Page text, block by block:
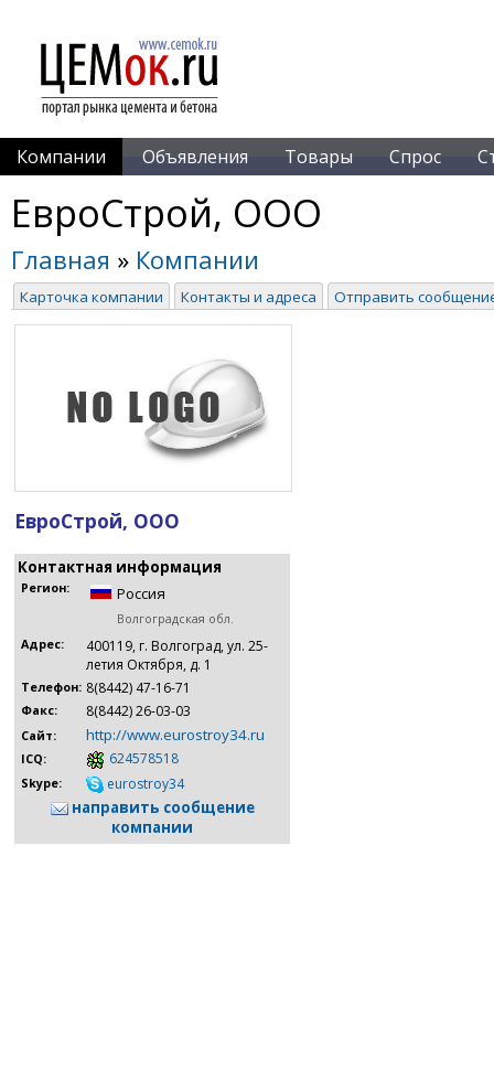
Компании Объявления Товары Спрос
ЕвроСтрой, ООО
Главная » Компании
Карточка компании Контакты и адреса Отправить
ЕвроСтрой, ООО
Контактная информация
Регион: Россия
Волгоградская обл.
Адрес:
400119, г. Волгоград, ул. 25-
летия Октября, д. 1
Телефон: 8(8442) 47-16-71
Факс: 8(8442) 26-03-03
Сайт: http://www.eurostroy34.ru
ICQ: 624578518
Skype: eurostroy34
направить сообщение
компании